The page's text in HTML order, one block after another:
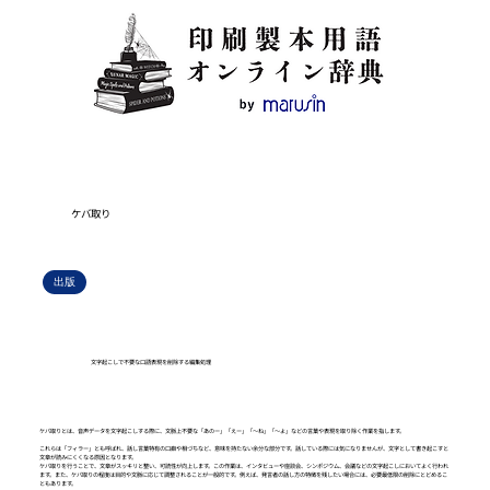
ケバ取り
出版
文字起こしで不要な口語表現を削除する編集処理
ケバ取りとは、音声データを文字起こしする際に、文脈上不要な「あのー」「えー」「～ね」「～よ」などの言葉や表現を取り除く作業を指します。
これらは「フィラー」とも呼ばれ、話し言葉特有の口癖や相づちなど、意味を持たない余分な部分です。話している際には気になりませんが、文字として書き起こすと
文章が読みにくくなる原因となります。
ケバ取りを行うことで、文章がスッキリと整い、可読性が向上します。この作業は、インタビューや座談会、シンポジウム、会議などの文字起こしにおいてよく行われ
ます。また、ケバ取りの程度は目的や文脈に応じて調整されることが一般的です。例えば、発言者の話し方の特徴を残したい場合には、必要最低限の削除にとどめるこ
ともあります。